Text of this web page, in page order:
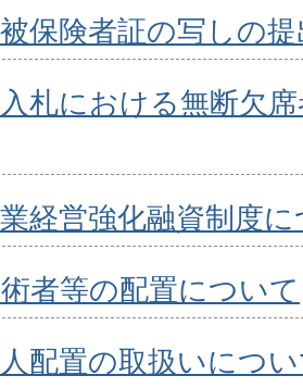
保険者証の写しの
札における無断欠
経営強化融資制度
者等の配置について
配置の取扱いにつ